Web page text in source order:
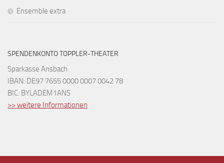
Ensemble extra
SPENDENKONTO TOPPLER-THEATER
Sparkasse Ansbach
IBAN: DE97 7655 0000 0007 0042 78
BIC: BYLADEM1ANS
>> weitere Informationen